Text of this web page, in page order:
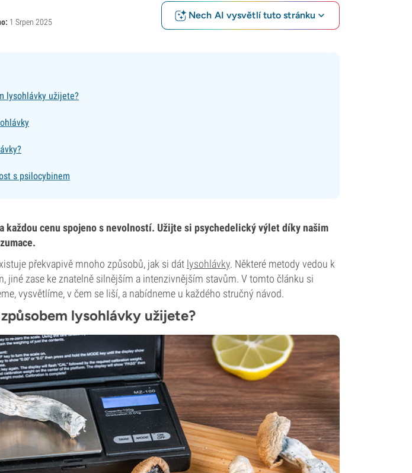
1 Srpen 2025
Nech AI vysvětlí tuto stránku
lysohlávky užijete?
s psilocybinem
každou cenu spojeno s nevolností. Užijte si psychedelický výlet díky našim
překvapivě mnoho způsobů, jak si dát lysohlávky. Některé metody vedou k
jiné zase ke znatelně silnějším a intenzivnějším stavům. V tomto článku si
vysvětlíme, v čem se liší, a nabídneme u každého stručný návod.
lysohlávky užijete?